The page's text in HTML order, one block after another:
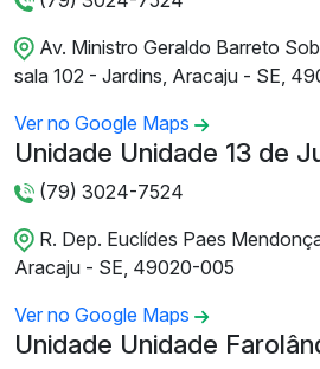
Av. Ministro Geraldo Barreto
sala 102 - Jardins, Aracaju - SE,
Ver no Google Maps
Unidade Unidade 13 de
(79) 3024-7524
R. Dep. Euclídes Paes
Aracaju - SE, 49020-005
Ver no Google Maps
Unidade Unidade